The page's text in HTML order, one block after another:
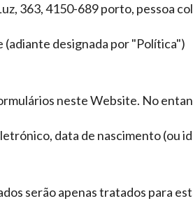
363, 4150-689 porto, pessoa
designada por "Política")
neste Website. No
data de nascimento (ou
serão apenas tratados para